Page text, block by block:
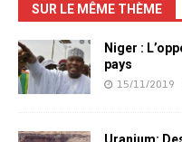
SUR LE MÊME THÈME
Niger :
pays
15/11/2019
Uranium: